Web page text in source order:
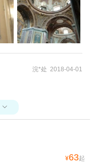
浣*处 2018-04-01

¥63起